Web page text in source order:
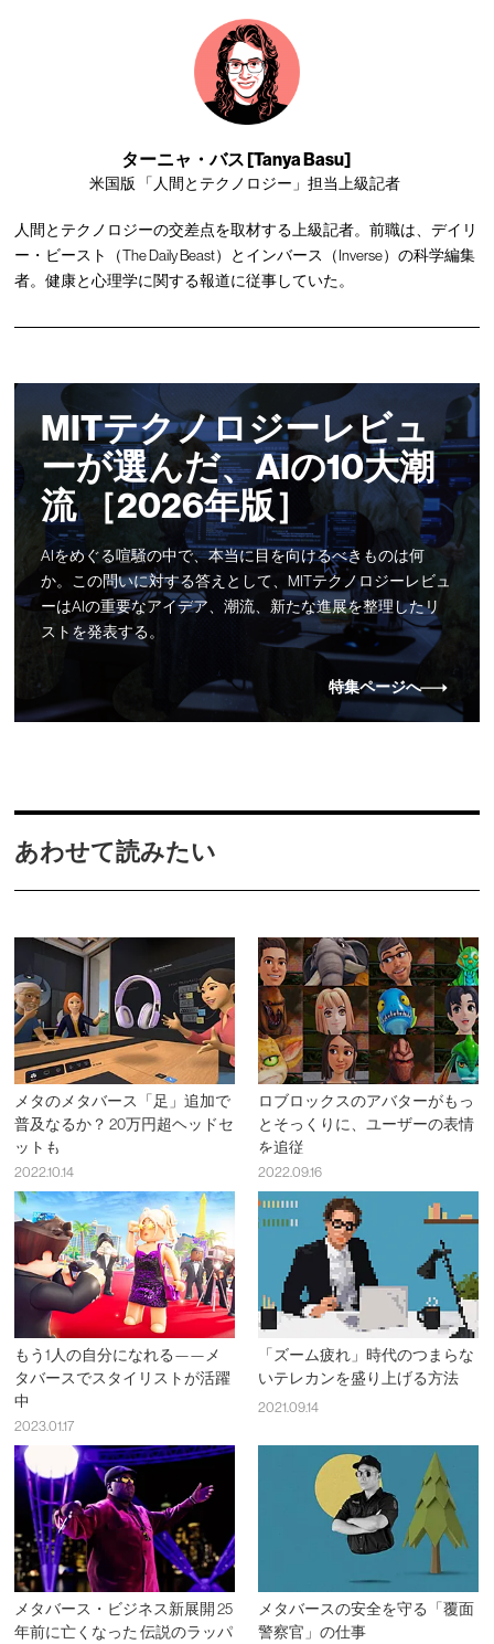
ターニャ・バス [Tanya Basu]
米国版 「人間とテクノロジー」担当上級記者
人間とテクノロジーの交差点を取材する上級記者。前職は、デイリ
ー・ビースト（The Daily Beast）とインバース（Inverse）の科学編集
者。健康と心理学に関する報道に従事していた。
MITテクノロジーレビュ
ーが選んだ、AIの10大潮
流 ［2026年版］
AIをめぐる喧騒の中で、本当に目を向けるべきものは何
か。この問いに対する答えとして、MITテクノロジーレビュ
ーはAIの重要なアイデア、潮流、新たな進展を整理したリ
ストを発表する。
特集ページへ
あわせて読みたい
メタのメタバース「足」追加で
普及なるか？ 20万円超ヘッドセ
ットも
2022.10.14
ロブロックスのアバターがもっ
とそっくりに、ユーザーの表情
を追従
2022.09.16
もう1人の自分になれる——メ
タバースでスタイリストが活躍
中
2023.01.17
「ズーム疲れ」時代のつまらな
いテレカンを盛り上げる方法
2021.09.14
メタバース・ビジネス新展開 25
年前に亡くなった 伝説のラッパ
メタバースの安全を守る「覆面
警察官」の仕事